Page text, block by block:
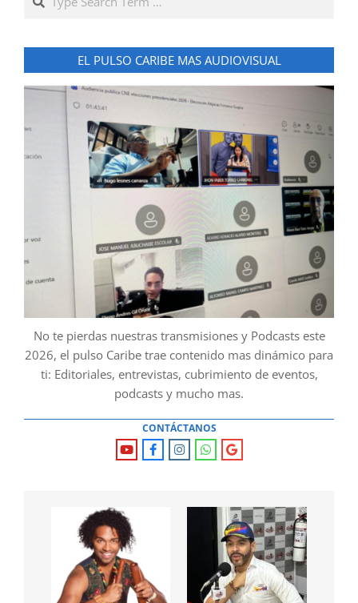
EL PULSO CARIBE MAS AUDIOVISUAL
No te pierdas nuestras transmisiones y Podcasts este
2026, el pulso Caribe trae contenido mas dinámico para
ti: Editoriales, entrevistas, cubrimiento de eventos,
podcasts y mucho mas.
CONTÁCTANOS